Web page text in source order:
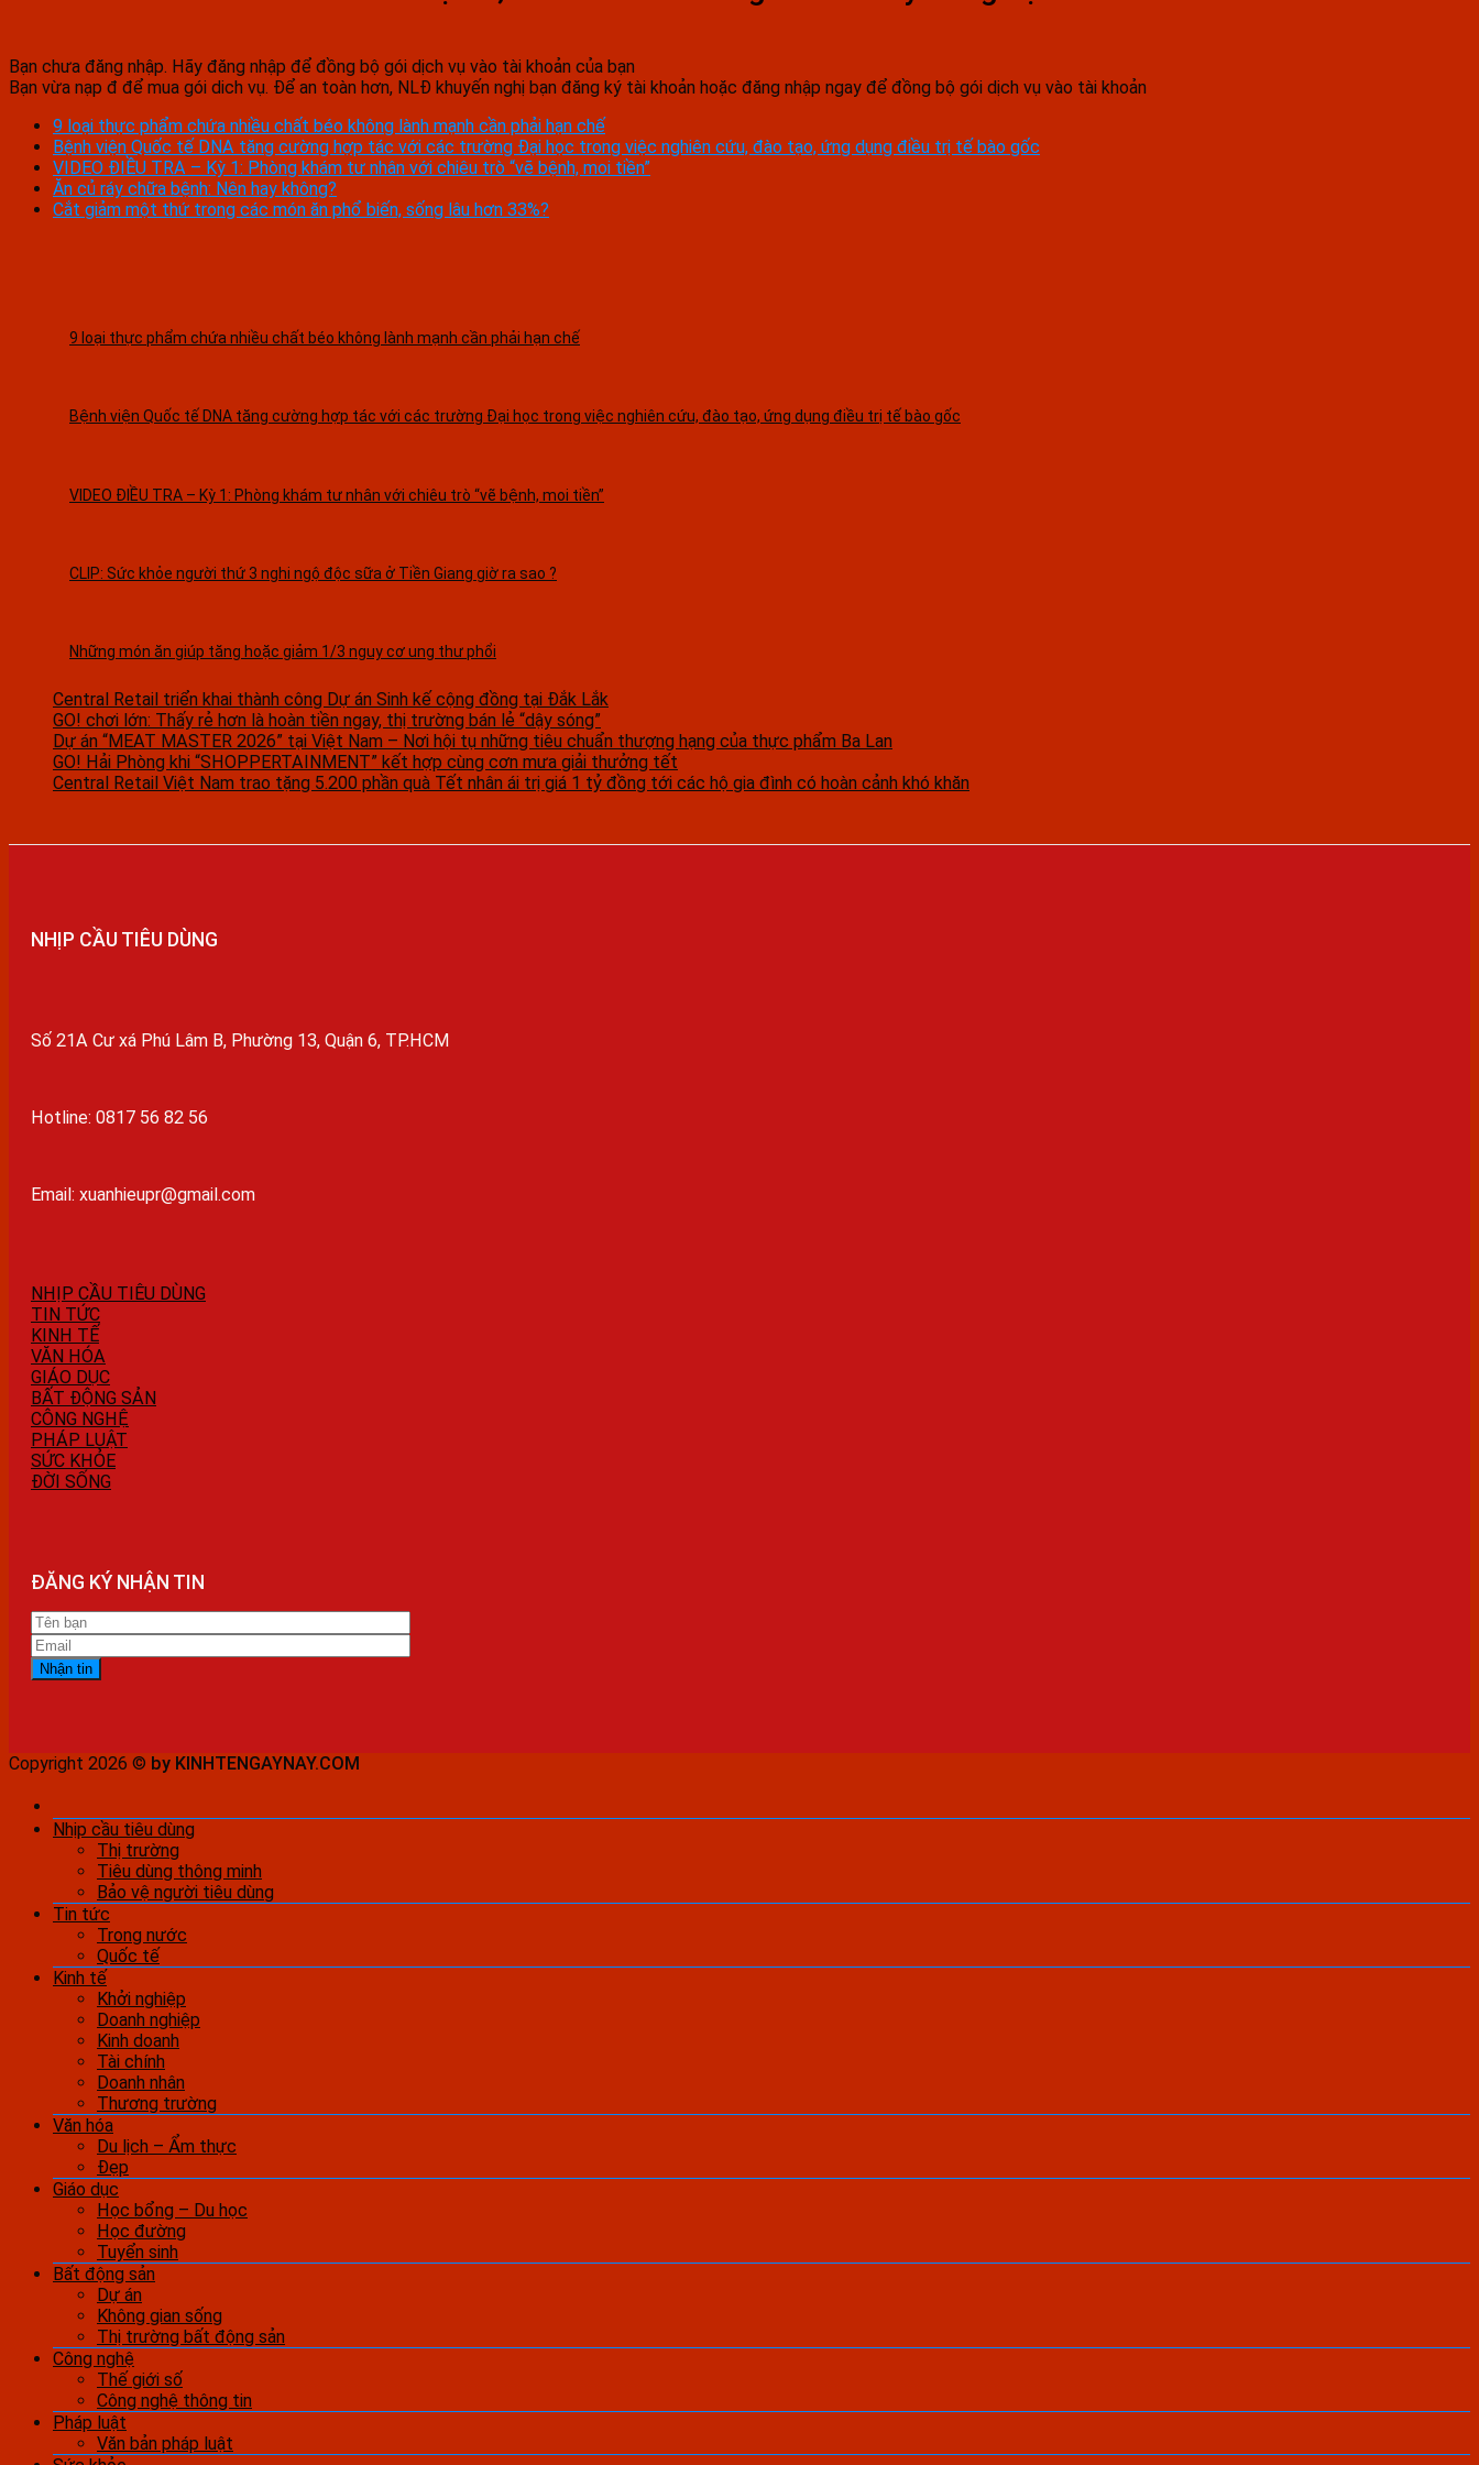
Bạn chưa đăng nhập. Hãy đăng nhập để đồng bộ gói dịch vụ vào tài khoản của bạn
Bạn vừa nạp đ để mua gói dich vụ. Để an toàn hơn, NLĐ khuyến nghị bạn đăng ký tài khoản hoặc đăng nhập ngay để đồng bộ gói dịch vụ vào tài khoản
9 loại thực phẩm chứa nhiều chất béo không lành mạnh cần phải hạn chế
Bệnh viện Quốc tế DNA tăng cường hợp tác với các trường Đại học trong việc nghiên cứu, đào tạo, ứng dụng điều trị tế bào gốc
VIDEO ĐIỀU TRA – Kỳ 1: Phòng khám tư nhân với chiêu trò “vẽ bệnh, moi tiền”
Ăn củ ráy chữa bệnh: Nên hay không?
Cắt giảm một thứ trong các món ăn phổ biến, sống lâu hơn 33%?
9 loại thực phẩm chứa nhiều chất béo không lành mạnh cần phải hạn chế
Bệnh viện Quốc tế DNA tăng cường hợp tác với các trường Đại học trong việc nghiên cứu, đào tạo, ứng dụng điều trị tế bào gốc
VIDEO ĐIỀU TRA – Kỳ 1: Phòng khám tư nhân với chiêu trò “vẽ bệnh, moi tiền”
CLIP: Sức khỏe người thứ 3 nghi ngộ độc sữa ở Tiền Giang giờ ra sao ?
Những món ăn giúp tăng hoặc giảm 1/3 nguy cơ ung thư phổi
Central Retail triển khai thành công Dự án Sinh kế cộng đồng tại Đắk Lắk
GO! chơi lớn: Thấy rẻ hơn là hoàn tiền ngay, thị trường bán lẻ “dậy sóng”
Dự án “MEAT MASTER 2026” tại Việt Nam – Nơi hội tụ những tiêu chuẩn thượng hạng của thực phẩm Ba Lan
GO! Hải Phòng khi “SHOPPERTAINMENT” kết hợp cùng cơn mưa giải thưởng tết
Central Retail Việt Nam trao tặng 5.200 phần quà Tết nhân ái trị giá 1 tỷ đồng tới các hộ gia đình có hoàn cảnh khó khăn
NHỊP CẦU TIÊU DÙNG
Số 21A Cư xá Phú Lâm B, Phường 13, Quận 6, TP.HCM
Hotline: 0817 56 82 56
Email: xuanhieupr@gmail.com
NHỊP CẦU TIÊU DÙNG
TIN TỨC
KINH TẾ
VĂN HÓA
GIÁO DỤC
BẤT ĐỘNG SẢN
CÔNG NGHỆ
PHÁP LUẬT
SỨC KHỎE
ĐỜI SỐNG
ĐĂNG KÝ NHẬN TIN
Copyright 2026 © by KINHTENGAYNAY.COM
Nhịp cầu tiêu dùng
Thị trường
Tiêu dùng thông minh
Bảo vệ người tiêu dùng
Tin tức
Trong nước
Quốc tế
Kinh tế
Khởi nghiệp
Doanh nghiệp
Kinh doanh
Tài chính
Doanh nhân
Thương trường
Văn hóa
Du lịch – Ẩm thực
Đẹp
Giáo dục
Học bổng – Du học
Học đường
Tuyển sinh
Bất động sản
Dự án
Không gian sống
Thị trường bất động sản
Công nghệ
Thế giới số
Công nghệ thông tin
Pháp luật
Văn bản pháp luật